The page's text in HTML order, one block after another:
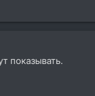
показывать.